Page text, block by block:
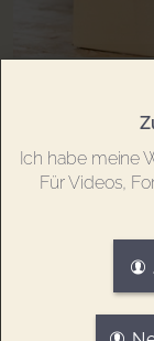
Achtsam
Eine
Menschen
Ich habe meine
Für Videos,